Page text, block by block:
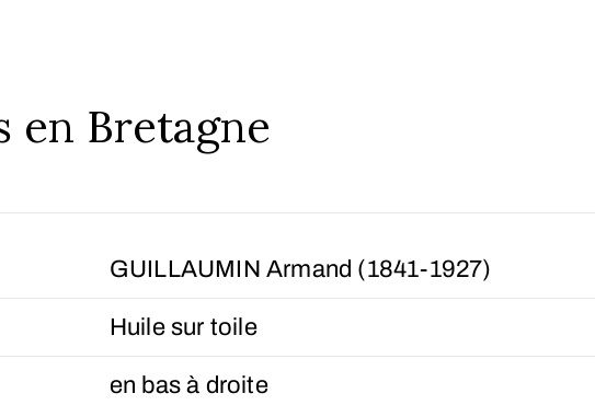
en Bretagne
GUILLAUMIN Armand (1841-1927)
Huile sur toile
en bas à droite